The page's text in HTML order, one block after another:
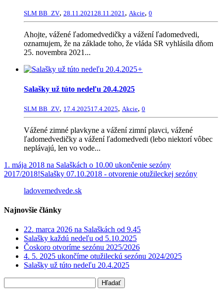
SLM BB_ZV, 28.11.202128.11.2021, Akcie, 0
Ahojte, vážené ľadomedvedičky a vážení ľadomedvedi,
oznamujem, že na základe toho, že vláda SR vyhlásila dňom
25. novembra 2021...
+
Salašky už túto nedeľu 20.4.2025
SLM BB_ZV, 17.4.202517.4.2025, Akcie, 0
Vážené zimné plavkyne a vážení zimní plavci, vážené
ľadomedvedičky a vážení ľadomedvedi (lebo niektorí vôbec
neplávajú, len vo vode...
1. mája 2018 na Salaškách o 10.00 ukončenie sezóny
2017/2018!Salašky 07.10.2018 - otvorenie otužileckej sezóny
ladovemedvede.sk
Najnovšie články
22. marca 2026 na Salaškách od 9.45
Salašky každú nedeľu od 5.10.2025
Čoskoro otvoríme sezónu 2025/2026
4. 5. 2025 ukončíme otužileckú sezónu 2024/2025
Salašky už túto nedeľu 20.4.2025